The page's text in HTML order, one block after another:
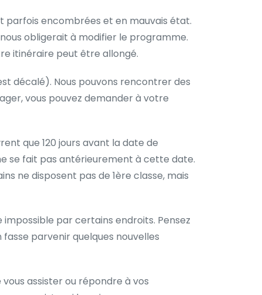
parfois encombrées et en mauvais état.
obligerait à modifier le programme.
itinéraire peut être allongé.
décalé). Nous pouvons rencontrer des
vous pouvez demander à votre
que 120 jours avant la date de
se fait pas antérieurement à cette date.
ne disposent pas de 1ère classe, mais
par certains endroits. Pensez
parvenir quelques nouvelles
assister ou répondre à vos